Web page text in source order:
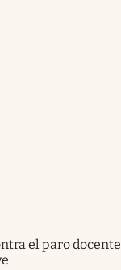
el paro docente